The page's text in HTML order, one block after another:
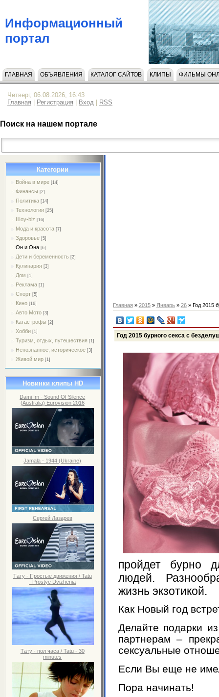
Информационный
портал
ГЛАВНАЯ ОБЪЯВЛЕНИЯ КАТАЛОГ САЙТОВ КЛИПЫ ФИЛЬМЫ
Четверг, 06.08.2026, 16:43
Главная
Регистрация Вход RSS
Поиск на нашем портале
Категории
Война в мире [14]
Финансы [2]
Политика [14]
Технологии [25]
Шоу-biz [16]
Мода и красота [7]
Здоровье [5]
Он и Она [6]
Дети и беременность [2]
Кулинария [3]
Дом [1]
Реклама [1]
Спорт [5]
Кино [16]
Авто Мото [3]
Катастрофы [2]
Хобби [1]
Туризм, отдых, путешествия [1]
Непознанное, историческое [3]
Живой мир [1]
Новинки клипы HD
Dami Im - Sound Of Silence
(Australia) Eurovision 2016
Jamala - 1944 (Ukraine)
Сергей Лазарев
Тату - Простые движения / Tatu
- Prostye Dvizhenia
Тату - пол часа / Tatu - 30
minutes
Главная » 2015 » Январь » 26» Год 2015
Год 2015 бурного секса с
пройдет бурно
людей.
жизнь экзотикой.
Как Новый год
Делайте подарки
партнерам –
сексуальные
Если Вы еще не
Пора начинать!